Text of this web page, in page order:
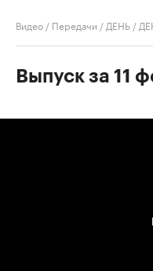
Видео / Передачи / ДЕНЬ /
Выпуск за 11